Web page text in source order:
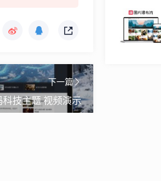
下一篇
科技主题 视频演示